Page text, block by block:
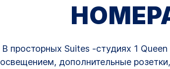
В просторных Suites -студиях 1
освещением, дополнительные